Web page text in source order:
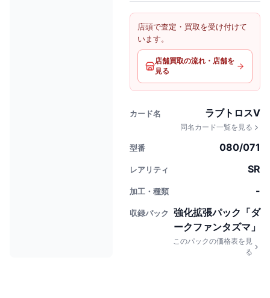
店頭で査定・買取を受け付けて
います。
店舗買取の流れ・店舗を
見る
カード名 ラブトロスV
同名カード一覧を見る
型番 080/071
レアリティ SR
加工・種類 -
収録パック
強化拡張パック「ダ
ークファンタズマ」
このパックの価格表を見
る